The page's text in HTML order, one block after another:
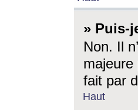
» Puis-
Non. Il
fait par
Haut